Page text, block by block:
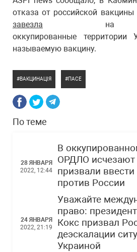
отказа от российской вакцины
завезла на
оккупированные
называемую вакцину.
ВАКЦИНАЦІЯ ПАСЕ
По теме
28 ЯНВАРЯ
2022, 12:44
В
ОРДЛО
призвали ввести
против России
24 ЯНВАРЯ
2022, 21:19
Уважайте
право:
Кокс призвал
деэскалации
Украиной